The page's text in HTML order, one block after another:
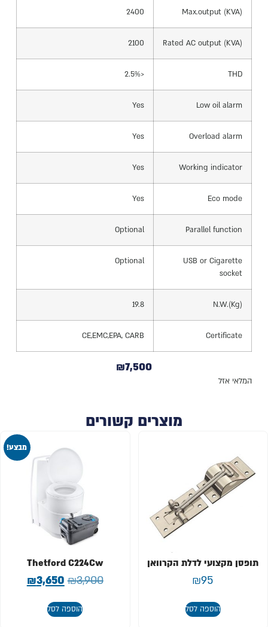
Max.output (KVA)
2400
Rated AC output (KVA)
2100
THD
<2.5%
Low oil alarm
Yes
Overload alarm
Yes
Working indicator
Yes
Eco mode
Yes
Parallel function
Optional
USB or Cigarette
socket
Optional
N.W.(Kg)
19.8
Certificate
CE,EMC,EPA, CARB
₪7,500
המלאי אזל
מוצרים קשורים
תופסן מקצועי לדלת הקרוואן
₪95
הוספה לסל
מבצע!
Thetford C224Cw
₪3,900
₪3,650
הוספה לסל